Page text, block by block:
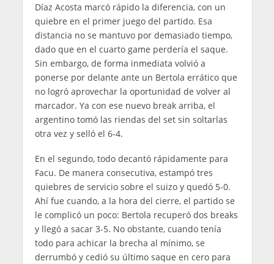
Díaz Acosta marcó rápido la diferencia, con un
quiebre en el primer juego del partido. Esa
distancia no se mantuvo por demasiado tiempo,
dado que en el cuarto game perdería el saque.
Sin embargo, de forma inmediata volvió a
ponerse por delante ante un Bertola errático que
no logró aprovechar la oportunidad de volver al
marcador. Ya con ese nuevo break arriba, el
argentino tomó las riendas del set sin soltarlas
otra vez y selló el 6-4.
En el segundo, todo decantó rápidamente para
Facu. De manera consecutiva, estampó tres
quiebres de servicio sobre el suizo y quedó 5-0.
Ahí fue cuando, a la hora del cierre, el partido se
le complicó un poco: Bertola recuperó dos breaks
y llegó a sacar 3-5. No obstante, cuando tenía
todo para achicar la brecha al mínimo, se
derrumbó y cedió su último saque en cero para